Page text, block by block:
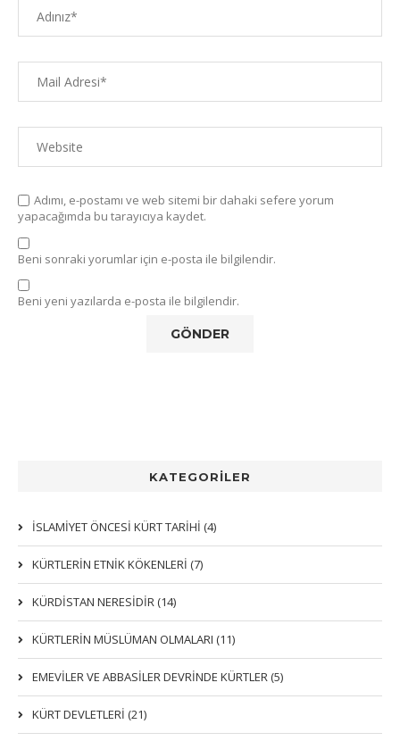
Adımı, e-postamı ve web sitemi bir dahaki sefere yorum
yapacağımda bu tarayıcıya kaydet.
Beni sonraki yorumlar için e-posta ile bilgilendir.
Beni yeni yazılarda e-posta ile bilgilendir.
KATEGORİLER
İSLAMİYET ÖNCESİ KÜRT TARİHİ (4)
KÜRTLERIN ETNIK KÖKENLERI (7)
KÜRDİSTAN NERESİDİR (14)
KÜRTLERİN MÜSLÜMAN OLMALARI (11)
EMEVİLER VE ABBASİLER DEVRİNDE KÜRTLER (5)
KÜRT DEVLETLERİ (21)